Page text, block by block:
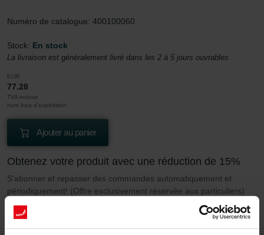
Numéro de catalogue: 400100060
Stock: En stock
La livraison est généralement livré dans les 2 à 5 jours ouvrables
EUR
77.28
TVA incluse
hors frais d’expédition
Ajouter au panier
Obtenez votre produit avec une réduction de 15%
S’abonner et repasser des commandes automatiquement et
périodiquement! (Offre exclusivement réservée aux particuliers)
65.69
TVA incluse